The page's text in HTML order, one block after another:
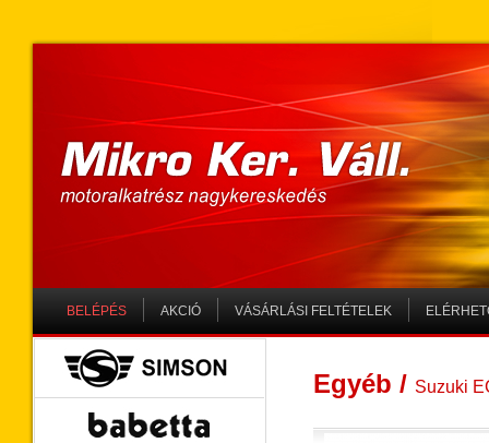
BELÉPÉS AKCIÓ VÁSÁRLÁSI FELTÉTELEK
SIMSON
Babetta
Egyéb / Suzuki